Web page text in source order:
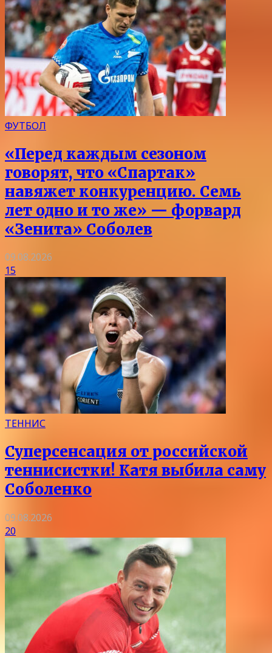
ФУТБОЛ
«Перед каждым сезоном
говорят, что «Спартак»
навяжет конкуренцию. Семь
лет одно и то же» — форвард
«Зенита» Соболев
09.08.2026
15
ТЕННИС
Суперсенсация от российской
теннисистки! Катя выбила саму
Соболенко
09.08.2026
20